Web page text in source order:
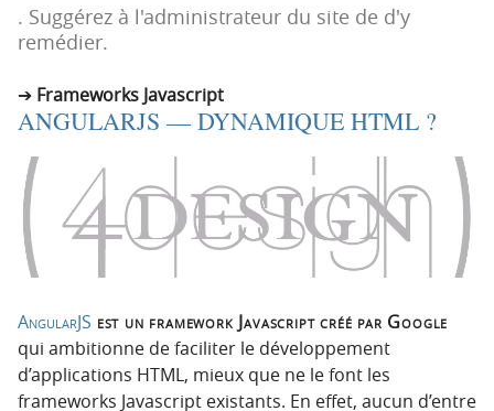
i
c
n
. Suggérez à l'administrateur du site de d'y
remédier.
Frameworks Javascript
ANGULARJS — DYNAMIQUE HTML ?
AngularJS est un framework Javascript créé par Google
qui ambitionne de faciliter le développement
d’applications HTML, mieux que ne le font les
frameworks Javascript existants. En effet, aucun d’entre